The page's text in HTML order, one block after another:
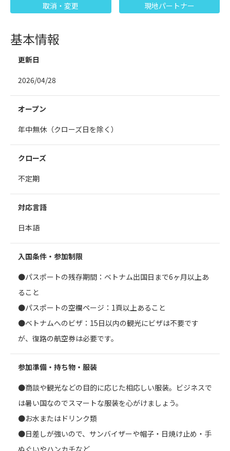
取消・変更
現地パートナー
基本情報
更新日
2026/04/28
オープン
年中無休（クローズ日を除く）
クローズ
不定期
対応言語
日本語
入国条件・参加制限
●パスポートの残存期間：ベトナム出国日まで6ヶ月以上あ
ること
●パスポートの空欄ページ：1頁以上あること
●ベトナムへのビザ：15日以内の観光にビザは不要です
が、復路の航空券は必要です。
参加準備・持ち物・服装
●商談や観光などの目的に応じた相応しい服装。ビジネスで
は暑い国なのでスマートな服装を心がけましょう。
●お水またはドリンク類
●日差しが強いので、サンバイザーや帽子・日焼け止め・手
ぬぐいやハンカチなど